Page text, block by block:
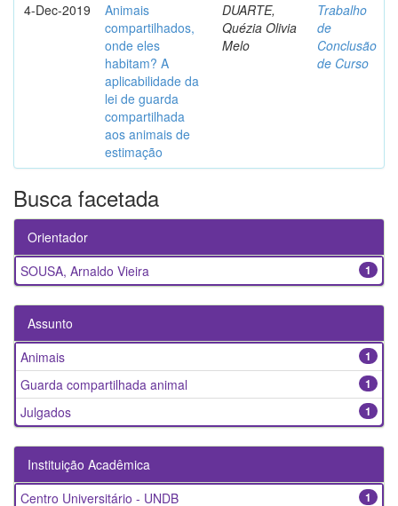
4-Dec-2019
Animais
compartilhados,
onde eles
habitam? A
aplicabilidade da
lei de guarda
compartilhada
aos animais de
estimação
DUARTE,
Quézia Olivia
Melo
Trabalho
de
Conclusão
de Curso
Busca facetada
Orientador
1
SOUSA, Arnaldo Vieira
Assunto
1
Animais
1
Guarda compartilhada animal
1
Julgados
Instituição Acadêmica
1
Centro Universitário - UNDB